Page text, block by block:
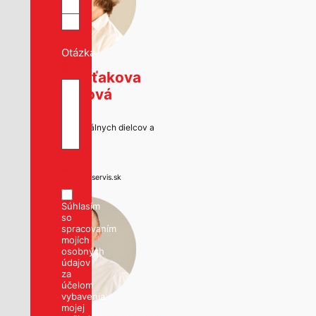
Viera Šuťakova
Wagnerová
Predajca originálnych dielcov a
sutakova@s-autoservis.sk
Otázka
Súhlasím
so
spracovaním
mojích
osobných
údajov
za
účelom
vybavenia
mojej